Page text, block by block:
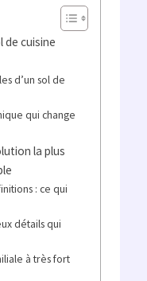
de cuisine
d’un sol de
qui change
la plus
: ce qui
détails qui
à très fort